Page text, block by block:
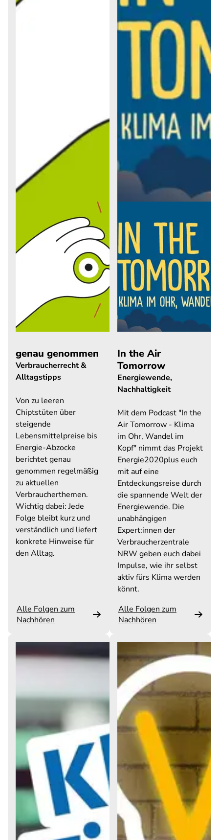
genau genommen
Verbraucherrecht &
Alltagstipps
Von zu leeren
Chiptstüten über
steigende
Lebensmittelpreise bis
Energie-Abzocke
berichtetgenau
genommen regelmäßig
zu aktuellen
Verbraucherthemen.
Wichtig dabei: Jede
Folge bleibt kurz und
verständlich und liefert
konkrete Hinweise für
den Alltag.
Alle Folgen zum
Nachhören
In the Air
Tomorrow
Energiewende,
Nachhaltigkeit
Mit dem Podcast "In the
Air Tomorrow - Klima
im Ohr, Wandel im
Kopf" nimmt das Projekt
Energie2020plus euch
mit auf eine
Entdeckungsreise durch
die spannende Welt der
Energiewende. Die
unabhängigen
Expert:innen der
Verbraucherzentrale
NRW geben euch dabei
Impulse, wie ihr selbst
aktiv fürs Klima werden
könnt.
Alle Folgen zum
Nachhören